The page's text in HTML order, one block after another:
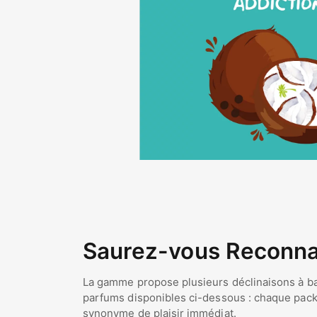
Saurez-vous
La gamme propose plusieurs déclinaisons à
parfums disponibles ci-dessous : chaque
synonyme de plaisir immédiat.